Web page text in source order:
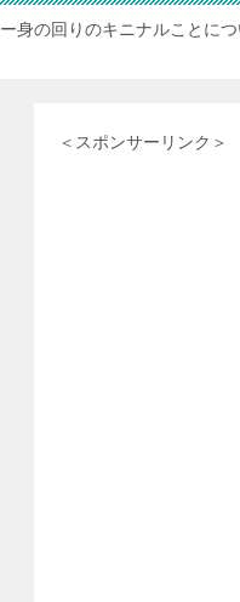
ー身の回りのキニナルことに
＜スポンサーリンク＞